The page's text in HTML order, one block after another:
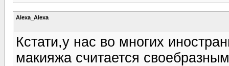
Alexa_Alexa
Кстати,у нас во многих
макияжа считается